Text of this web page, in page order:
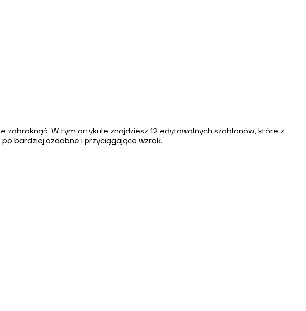
W tym artykule znajdziesz 12 edytowalnych szablonów, które z
bardziej ozdobne i przyciągające wzrok.